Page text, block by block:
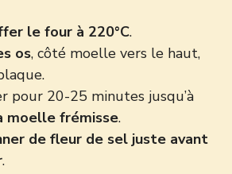
le four à 220°C.
os, côté moelle vers le haut,
pour 20-25 minutes jusqu’à
moelle frémisse.
de fleur de sel juste avant
.